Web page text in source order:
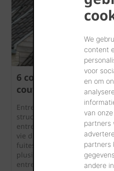
We
content
voor
en om
van
partners
partners
andere
6 conseils pour
couverte de tuiles
Entretenir la toiture est
structure de votre maison
entretenue permettra en
vie de votre maison et
fuites et dégâts. Nous
plusieurs conseils et
entretenir les toitures